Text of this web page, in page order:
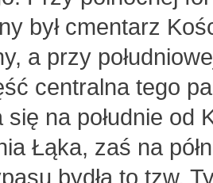
był cmentarz
a przy
centralna tego
się na południe od
Łąka, zaś na
bydła to tzw.